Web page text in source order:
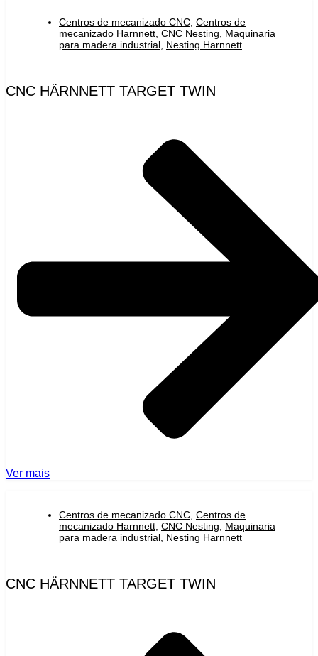
Centros de mecanizado CNC, Centros de
mecanizado Harnnett, CNC Nesting, Maquinaria
para madera industrial, Nesting Harnnett
CNC HÄRNNETT TARGET TWIN
Ver mais
Centros de mecanizado CNC Centros de
mecanizado Harnnett CNC Nesting
Maquinaria
para madera industrial Nesting Harnnett
CNC HÄRNNETT TARGET TWIN